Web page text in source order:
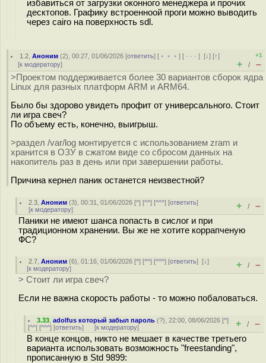
избавиться от загрузки оконного менеджера и прочих
десктопов. Графику встроенноой проги можно выводить
через cairo на поверхность sdl.
1.2 ,Аноним (2), 00:27, 01/06/2026 [ответить] [ ﹢﹢﹢] [ · · ·][↓] [↑]
[к модератору]
+1
+ / –
>Проектом поддерживается более 30 вариантов сборок ядра
Linux для разных платформ ARM и ARM64.
Было бы здорово увидеть профит от универсального. Стоит
ли игра свеч?
По объему есть, конечно, выигрыш.
>раздел /var/log монтируется с использованием zram и
хранится в ОЗУ в сжатом виде со сбросом данных на
накопитель раз в день или при завершении работы.
Причина кернел паник останется неизвестной?
2.3 ,Аноним (3), 00:31, 01/06/2026 [^] [^^] [^^^] [ответить]
[к модератору] + / –
Паники не имеют шанса попасть в сислог и при
традиционном хранении. Вы же не хотите коррапченую
ФС?
2.7 ,Аноним (6), 01:16, 01/06/2026 [^] [^^] [^^^] [ответить][↓]
[к модератору] + / –
> Стоит ли игра свеч?
Если не важна скорость работы - то можно побаловаться.
3.33 ,adolfus который забыл пароль (?), 22:00, 08/06/2026 [^]
[^^] [^^^] [ответить] [к модератору] + / –
В конце концов, никто не мешает в качестве третьего
варианта использовать возможность "freestanding",
прописанную в Std 9899: